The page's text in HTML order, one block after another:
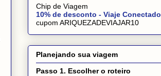
Chip de Viagem
10% de desconto - Viaje Conectado
cupom ARIQUEZADEVIAJAR10
Planejando sua viagem
Passo 1. Escolher o roteiro